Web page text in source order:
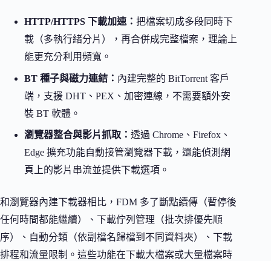
HTTP/HTTPS 下載加速： 把檔案切成多段同時下
載（多執行緒分片），再合併成完整檔案，理論上
能更充分利用頻寬。
BT 種子與磁力連結： 內建完整的 BitTorrent 客戶
端，支援 DHT、PEX、加密連線，不需要額外安
裝 BT 軟體。
瀏覽器整合與影片抓取： 透過 Chrome、Firefox、
Edge 擴充功能自動接管瀏覽器下載，還能偵測網
頁上的影片串流並提供下載選項。
和瀏覽器內建下載器相比，FDM 多了斷點續傳（暫停後
任何時間都能繼續）、下載佇列管理（批次排優先順
序）、自動分類（依副檔名歸檔到不同資料夾）、下載
排程和流量限制。這些功能在下載大檔案或大量檔案時